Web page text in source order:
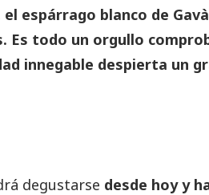
espárrago blanco de
Es todo un orgullo
innegable despierta un
degustarse desde hoy y